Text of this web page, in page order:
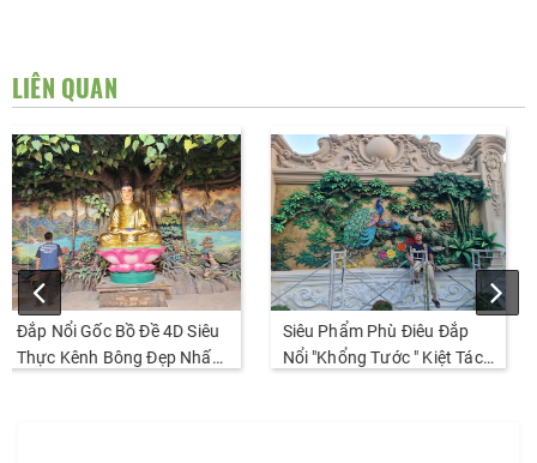
LIÊN QUAN
Siêu Phẩm Phù Điêu Đắp
Nổi "Khổng Tước " Kiệt Tác
Điêu khắc phù điêu xi măng
kênh bong. Đẹp Chi Tiết và